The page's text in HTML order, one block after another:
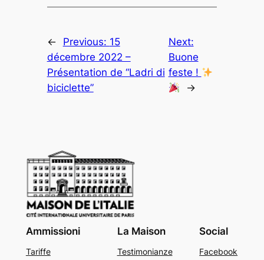
← Previous: 15
décembre 2022 –
Présentation de “Ladri di
biciclette”
Next:
Buone
feste !
→
Ammissioni
Tariffe
La Maison
Testimonianze
Social
Facebook